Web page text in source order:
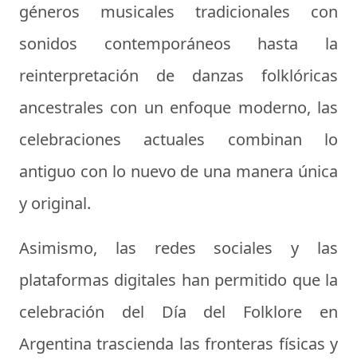
géneros musicales tradicionales con
sonidos contemporáneos hasta la
reinterpretación de danzas folklóricas
ancestrales con un enfoque moderno, las
celebraciones actuales combinan lo
antiguo con lo nuevo de una manera única
y original.
Asimismo, las redes sociales y las
plataformas digitales han permitido que la
celebración del Día del Folklore en
Argentina trascienda las fronteras físicas y